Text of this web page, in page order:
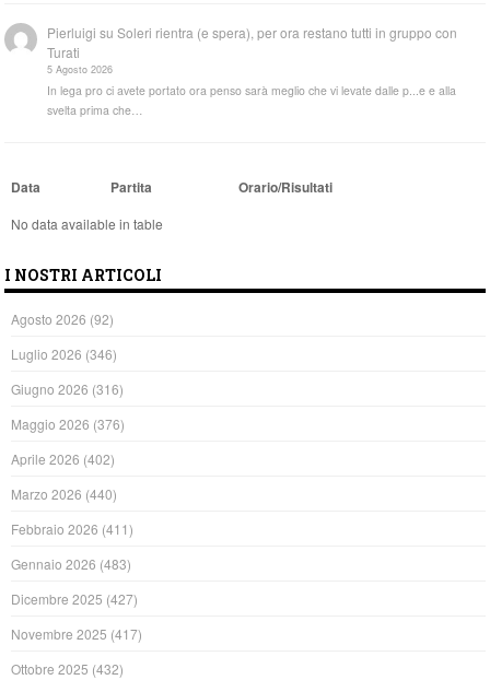
Pierluigi suSoleri rientra (e spera), per ora restano tutti in gruppo con
Turati
5 Agosto 2026
In lega pro ci avete portato ora penso sarà meglio che vi levate dalle p...e e alla
svelta prima che…
Data Partita Orario/Risultati
No data available in table
I NOSTRI ARTICOLI
Agosto 2026 (92)
Luglio 2026 (346)
Giugno 2026 (316)
Maggio 2026 (376)
Aprile 2026 (402)
Marzo 2026 (440)
Febbraio 2026 (411)
Gennaio 2026 (483)
Dicembre 2025 (427)
Novembre 2025 (417)
Ottobre 2025 (432)